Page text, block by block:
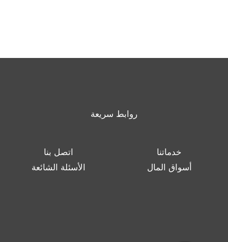
روابط سريعة
خدماتنا
اتصل بنا
أسواق المال
الأسئلة الشائعة